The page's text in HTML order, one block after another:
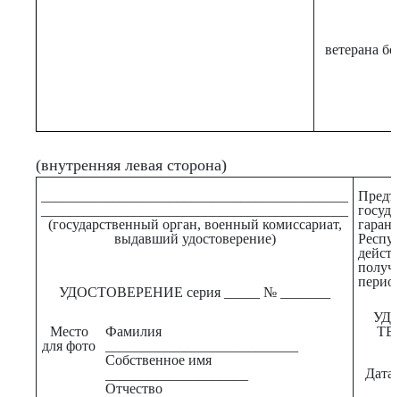
ветерана
(внутренняя левая сторона)
(государственный орган, военный комиссариат,
выдавший удостоверение)
Дата
УДОСТОВЕРЕНИЕ серия _____ № _______
Место
для фото
Фамилия
Собственное имя
Отчество